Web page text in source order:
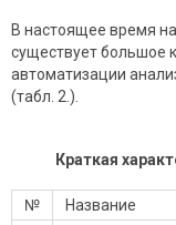
В настоящее время
существует большое
автоматизации
(табл. 2.).
Краткая
№ Название